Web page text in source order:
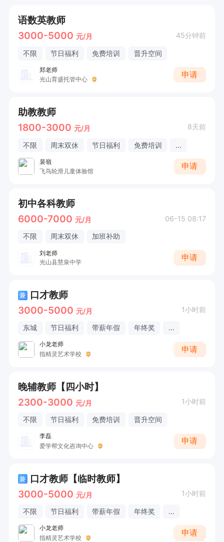
语数英教师
3000-5000 元/月 45分钟前
不限 节日福利 免费培训 晋升空间
郑老师
光山育盛托管中心
申请
助教教师
1800-3000 元/月 8天前
不限 周末双休 节日福利 免费培训 ...
裴嶺
飞鸟轮滑儿童体验馆
申请
初中各科教师
6000-7000 元/月 06-15 08:17
不限 周末双休 加班补助
刘老师
光山县慧泉中学
申请
兼 口才教师
3000-5000 元/月 1小时前
东城 节日福利 带薪年假 年终奖 ...
小龙老师
指精灵艺术学校
申请
晚辅教师【四小时】
2300-3000 元/月 1小时前
不限 节日福利 免费培训 晋升空间
李磊
爱学帮文化咨询中心
申请
兼 口才教师【临时教师】
3000-5000 元/月 1小时前
不限 节日福利 带薪年假 年终奖 ...
小龙老师
指精灵艺术学校
申请